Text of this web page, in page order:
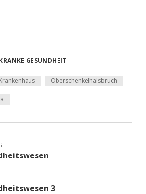
KRANKE GESUNDHEIT
Krankenhaus Oberschenkelhalsbruch
3